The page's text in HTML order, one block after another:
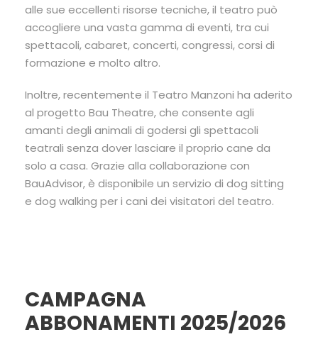
alle sue eccellenti risorse tecniche, il teatro può
accogliere una vasta gamma di eventi, tra cui
spettacoli, cabaret, concerti, congressi, corsi di
formazione e molto altro.
Inoltre, recentemente il Teatro Manzoni ha aderito
al progetto Bau Theatre, che consente agli
amanti degli animali di godersi gli spettacoli
teatrali senza dover lasciare il proprio cane da
solo a casa. Grazie alla collaborazione con
BauAdvisor, è disponibile un servizio di dog sitting
e dog walking per i cani dei visitatori del teatro.
CAMPAGNA
ABBONAMENTI 2025/2026